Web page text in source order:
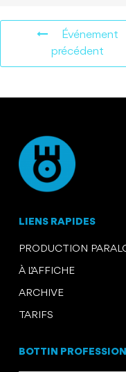
Événement
précédent
LIENS RAPIDES
PRODUCTION
À L’AFFICHE
ARCHIVE
TARIFS
BOTTIN